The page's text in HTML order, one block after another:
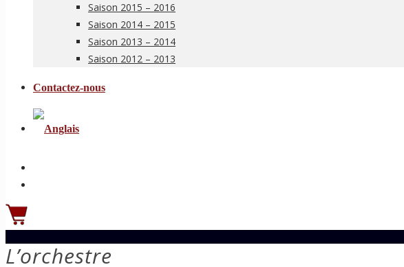
Saison 2015 – 2016
Saison 2014 – 2015
Saison 2013 – 2014
Saison 2012 – 2013
Contactez-nous
L’orchestre